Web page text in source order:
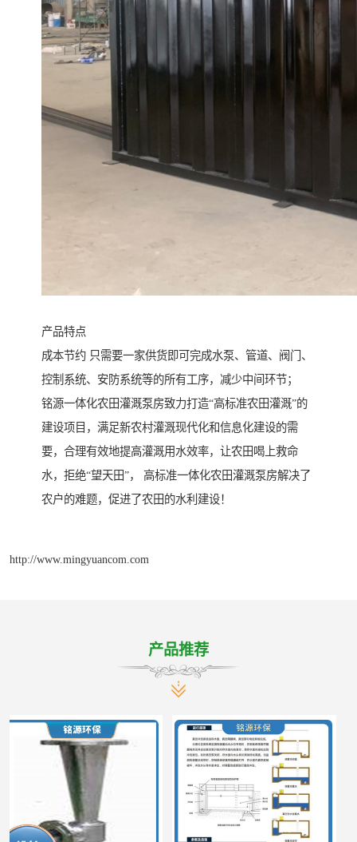
产品特点
成本节约 只需要一家供货即可完成水泵、管道、阀门、
控制系统、安防系统等的所有工序，减少中间环节；
铭源一体化农田灌溉泵房致力打造“高标准农田灌溉”的
建设项目，满足新农村灌溉现代化和信息化建设的需
要，合理有效地提高灌溉用水效率，让农田喝上救命
水，拒绝“望天田”， 高标准一体化农田灌溉泵房解决了
农户的难题，促进了农田的水利建设！
http://www.mingyuancom.com
产品推荐